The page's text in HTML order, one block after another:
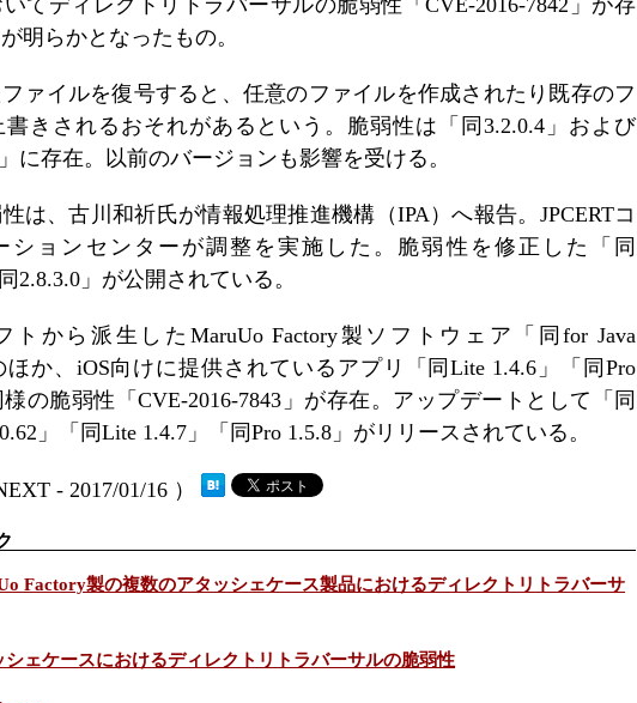
てディレクトリトラバーサルの脆弱性「CVE-2016-7842」が存
明らかとなったもの。
ァイルを復号すると、任意のファイルを作成されたり既存のフ
書きされるおそれがあるという。脆弱性は「同3.2.0.4」および
」に存在。以前のバージョンも影響を受ける。
は、古川和祈氏が情報処理推進機構（IPA）へ報告。JPCERTコ
ションセンターが調整を実施した。脆弱性を修正した「同
2.8.3.0」が公開されている。
トから派生したMaruUo Factory製ソフトウェア「同for Java
ほか、iOS向けに提供されているアプリ「同Lite 1.4.6」「同Pro
様の脆弱性「CVE-2016-7843」が存在。アップデートとして「同
」「同Lite 1.4.7」「同Pro 1.5.8」がリリースされている。
- 2017/01/16 ）
Factory製の複数のアタッシェケース製品におけるディレクトリトラバーサ
ェケースにおけるディレクトリトラバーサルの脆弱性